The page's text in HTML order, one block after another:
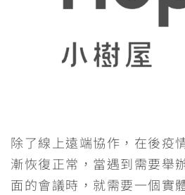
除了線上遠端協作，在後疫
漸恢復正常，當遇到需要舉
面的會議時，就需要一個實